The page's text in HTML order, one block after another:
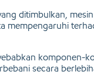
ditimbulkan,
mempengaruhi
komponen-
secara